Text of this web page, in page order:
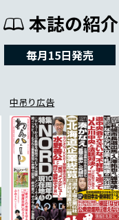
本誌の紹介
毎月15日発売
中吊り広告